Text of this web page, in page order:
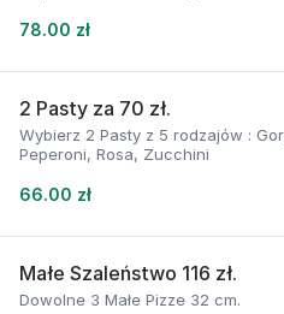
78.00 zł
2 Pasty za 70 zł.
Wybierz 2 Pasty z 5 rodzajów :
Peperoni, Rosa, Zucchini
66.00 zł
Małe Szaleństwo 116 zł.
Dowolne 3 Małe Pizze 32 cm.